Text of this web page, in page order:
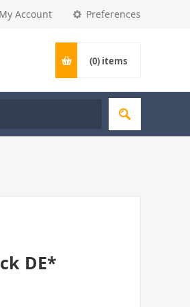
Preferences
My Account
(0) items
DE*